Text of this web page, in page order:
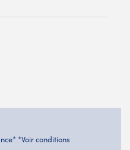
*Voir conditions